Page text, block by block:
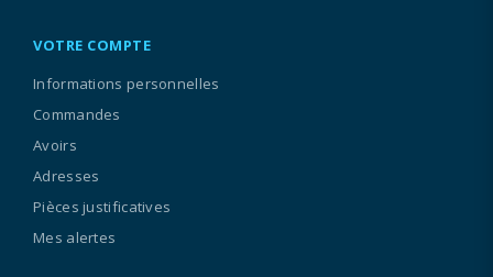
VOTRE COMPTE
Informations personnelles
Commandes
Avoirs
Adresses
Pièces justificatives
Mes alertes